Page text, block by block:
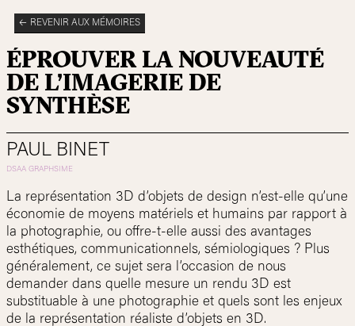
REVENIR AUX MÉMOIRES
ÉPROUVER LA NOUVEAUTÉ
DE L’IMAGERIE DE
SYNTHÈSE
PAUL BINET
La représentation 3D d’objets de design n’est-elle qu’une
économie de moyens matériels et humains par rapport à
la photographie, ou offre-t-elle aussi des avantages
esthétiques, communicationnels, sémiologiques ? Plus
généralement, ce sujet sera l’occasion de nous
demander dans quelle mesure un rendu 3D est
substituable à une photographie et quels sont les enjeux
de la représentation réaliste d’objets en 3D.